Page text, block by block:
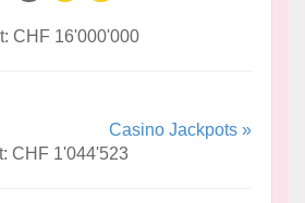
CHF 16'000'000
Casino Jackpots »
CHF 1'044'523